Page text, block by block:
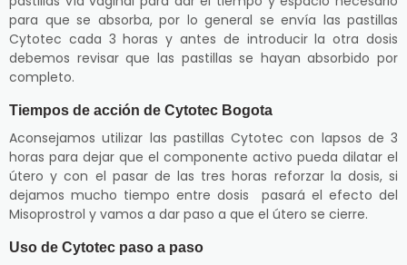
para que se absorba, por lo general se envía las pastillas
Cytotec cada 3 horas y antes de introducir la otra dosis
debemos revisar que las pastillas se hayan absorbido por
completo.
Tiempos de acción de Cytotec Bogota
Aconsejamos utilizar las pastillas Cytotec con lapsos de 3
horas para dejar que el componente activo pueda dilatar el
útero y con el pasar de las tres horas reforzar la dosis, si
dejamos mucho tiempo entre dosis pasará el efecto del
Misoprostrol y vamos a dar paso a que el útero se cierre.
Uso de Cytotec paso a paso